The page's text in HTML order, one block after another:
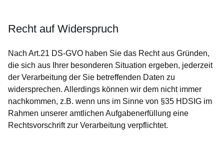
Recht auf Widerspruch
Nach Art.21 DS-GVO haben Sie das Recht aus Gründen,
die sich aus Ihrer besonderen Situation ergeben, jederzeit
der Verarbeitung der Sie betreffenden Daten zu
widersprechen. Allerdings können wir dem nicht immer
nachkommen, z.B. wenn uns im Sinne von §35 HDSIG im
Rahmen unserer amtlichen Aufgabenerfüllung eine
Rechtsvorschrift zur Verarbeitung verpflichtet.